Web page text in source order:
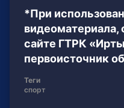
*При
видеоматериала,
сайте ГТРК
первоисточник
Теги
спорт